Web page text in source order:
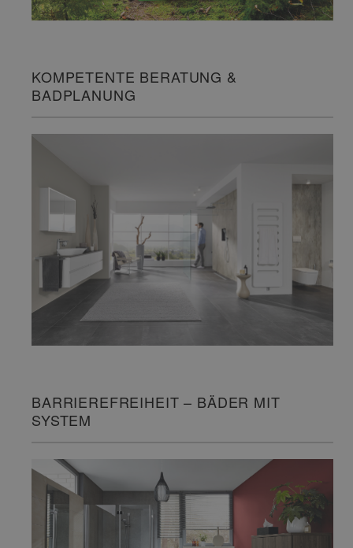
KOMPETENTE BERATUNG &
BADPLANUNG
BARRIEREFREIHEIT – BÄDER MIT
SYSTEM